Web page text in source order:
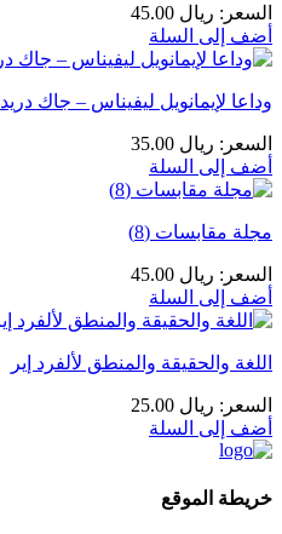
السعر : ريال 45.00
أضف إلى السلة
وداعا لإيمانويل ليفيناس – جاك دريدا
السعر : ريال 35.00
أضف إلى السلة
مجلة مقابسات (8)
السعر : ريال 45.00
أضف إلى السلة
اللغة والحقيقة والمنطق لألفرد إير
السعر : ريال 25.00
أضف إلى السلة
خريطة الموقع